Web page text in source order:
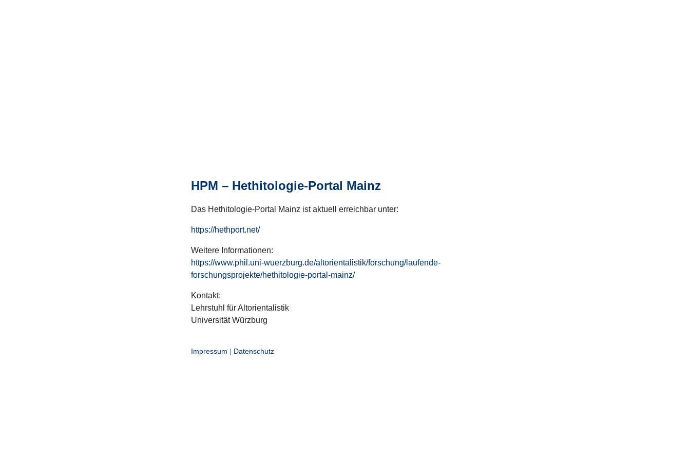
HPM – Hethitologie-Portal Mainz
Das Hethitologie-Portal Mainz ist aktuell erreichbar unter:
https://hethport.net/
Weitere Informationen:
https://www.phil.uni-wuerzburg.de/altorientalistik/forschung/laufende-
forschungsprojekte/hethitologie-portal-mainz/
Kontakt:
Lehrstuhl für Altorientalistik
Universität Würzburg
Impressum | Datenschutz